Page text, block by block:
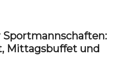
Sportmannschaften:
Mittagsbuffet und